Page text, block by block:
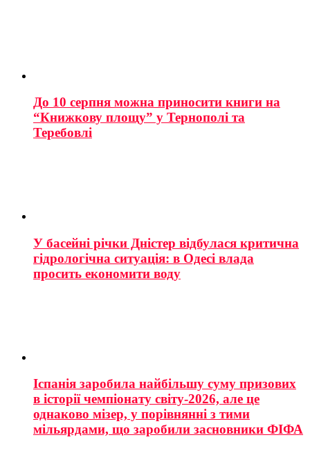
До 10 серпня можна приносити книги на
“Книжкову площу” у Тернополі та
Теребовлі
У басейні річки Дністер відбулася критична
гідрологічна ситуація: в Одесі влада
просить економити воду
Іспанія заробила найбільшу суму призових
в історії чемпіонату світу-2026, але це
однаково мізер, у порівнянні з тими
мільярдами, що заробили засновники ФІФА